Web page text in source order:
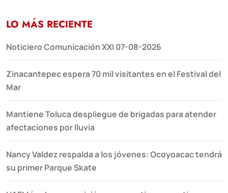
LO MÁS RECIENTE
Noticiero Comunicación XXI 07-08-2026
Zinacantepec espera 70 mil visitantes en el Festival del
Mar
Mantiene Toluca despliegue de brigadas para atender
afectaciones por lluvia
Nancy Valdez respalda a los jóvenes: Ocoyoacac tendrá
su primer Parque Skate